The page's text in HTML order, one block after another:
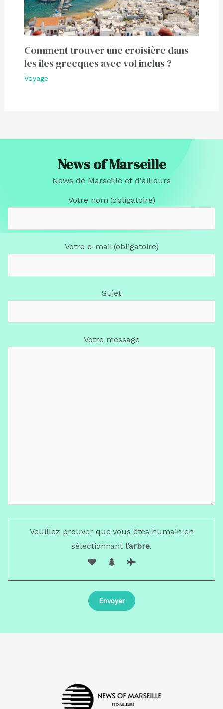
Comment trouver une croisière dans
les îles grecques avec vol inclus ?
Voyage
News of Marseille
News de Marseille et d'ailleurs
Votre nom (obligatoire)
Votre e-mail (obligatoire)
Sujet
Votre message
Veuillez prouver que vous êtes humain en
sélectionnant l’arbre.